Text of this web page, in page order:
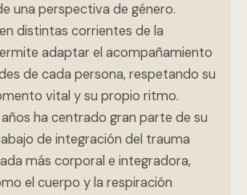
una perspectiva de género.
distintas corrientes de la
adaptar el acompañamiento
de cada persona, respetando su
vital y su propio ritmo.
ha centrado gran parte de su
de integración del trauma
más corporal e integradora,
el cuerpo y la respiración